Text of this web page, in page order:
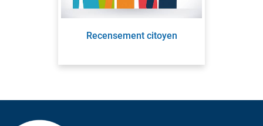
Recensement citoyen